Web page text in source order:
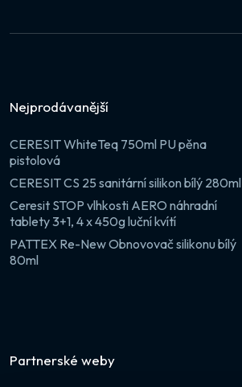
Nejprodávanější
CERESIT WhiteTeq 750ml PU pěna
pistolová
CERESIT CS 25 sanitární silikon bílý 280ml
Ceresit STOP vlhkosti AERO náhradní
tablety 3+1, 4 x 450g luční kvítí
PATTEX Re-New Obnovovač silikonu bílý
80ml
Partnerské weby